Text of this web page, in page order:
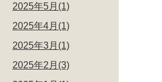
2025年5月(1)
2025年4月(1)
2025年3月(1)
2025年2月(3)